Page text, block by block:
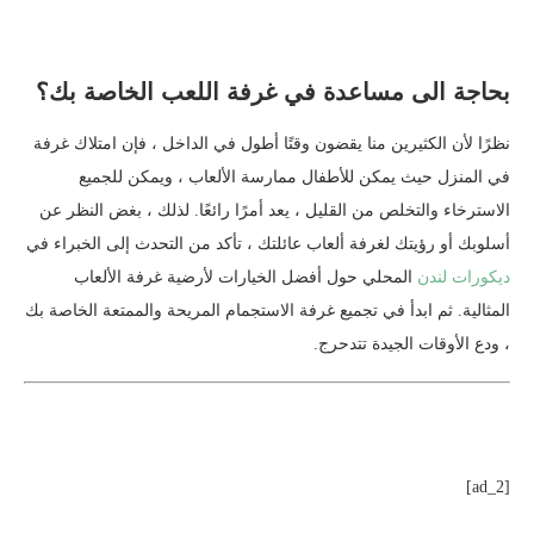
بحاجة الى مساعدة في غرفة اللعب الخاصة بك؟
نظرًا لأن الكثيرين منا يقضون وقتًا أطول في الداخل ، فإن امتلاك غرفة
في المنزل حيث يمكن للأطفال ممارسة الألعاب ، ويمكن للجميع
الاسترخاء والتخلص من القليل ، يعد أمرًا رائعًا. لذلك ، بغض النظر عن
أسلوبك أو رؤيتك لغرفة ألعاب عائلتك ، تأكد من التحدث إلى الخبراء في
ديكورات لندن المحلي حول أفضل الخيارات لأرضية غرفة الألعاب
المثالية. ثم ابدأ في تجميع غرفة الاستجمام المريحة والممتعة الخاصة بك
، ودع الأوقات الجيدة تتدحرج.
[ad_2]